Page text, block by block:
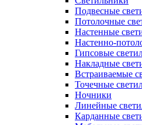
Подвесные
Потолочные
Настенные
Настенно-
Гипсовые
Накладные
Встраиваемые
Точечные
Ночники
Линейные
Карданные